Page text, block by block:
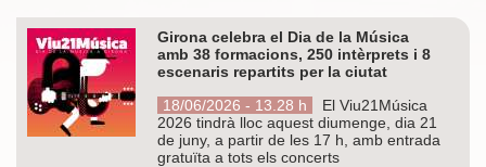
Girona celebra el Dia de la Música
amb 38 formacions, 250 intèrprets i 8
escenaris repartits per la ciutat
18/06/2026 - 13.28 h
El Viu21Música
2026 tindrà lloc aquest diumenge, dia 21
de juny, a partir de les 17 h, amb entrada
gratuïta a tots els concerts